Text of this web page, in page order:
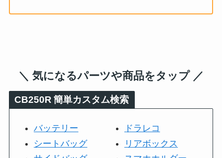
＼ 気になるパーツや商品をタップ ／
CB250R 簡単カスタム検索
バッテリー
シートバッグ
ドラレコ
リアボックス